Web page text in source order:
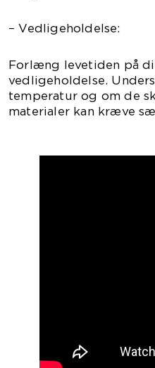
– Vedligeholdelse:
Forlæng levetiden på
vedligeholdelse.
temperatur og om de
materialer kan kræve